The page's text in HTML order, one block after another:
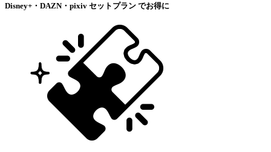
Disney+・DAZN・pixiv セットプラン でお得に